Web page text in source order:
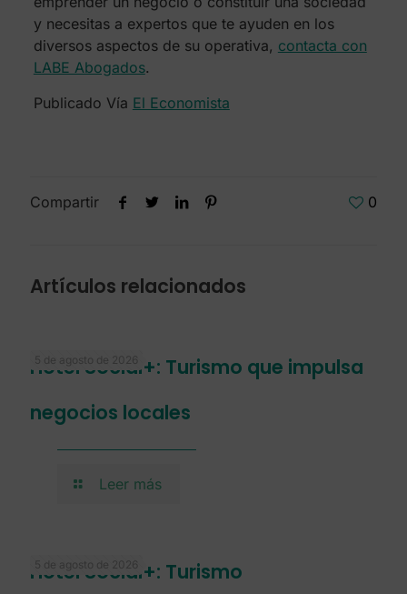
y necesitas a expertos que te ayuden en los
diversos aspectos de su operativa, contacta con
LABE Abogados.
Publicado Vía El Economista
Compartir 0
Artículos relacionados
5 de agosto de 2026
Hotel Social+: Turismo que impulsa
negocios locales
Leer más
5 de agosto de 2026
Hotel Social+: Turismo